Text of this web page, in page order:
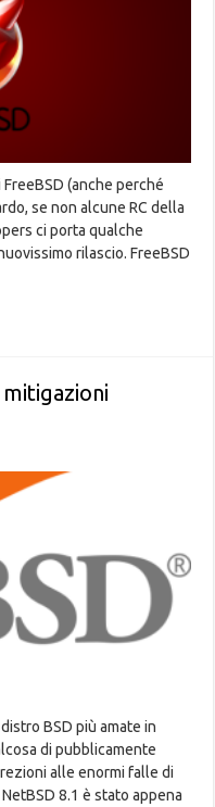
FreeBSD (anche perché
se non alcune RC della
ci porta qualche
rilascio. FreeBSD
BSD più amate in
di pubblicamente
alle enormi falle di
8.1 è stato appena